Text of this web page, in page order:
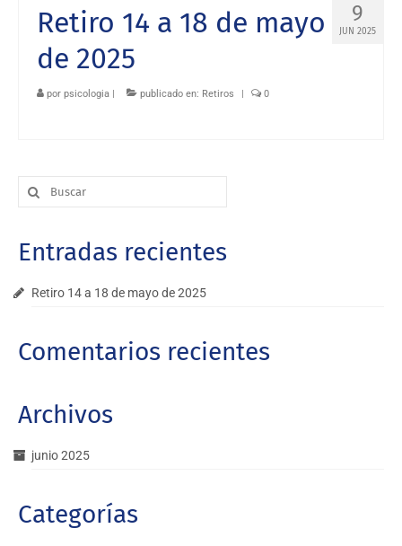
Mindfulness
Tarifas
9
JUN 2025
Retiro 14 a 18 de mayo
de 2025
por psicologia publicado en: Retiros 0
Buscar
por:
Entradas recientes
Retiro 14 a 18 de mayo de 2025
Comentarios recientes
Archivos
junio 2025
Categorías